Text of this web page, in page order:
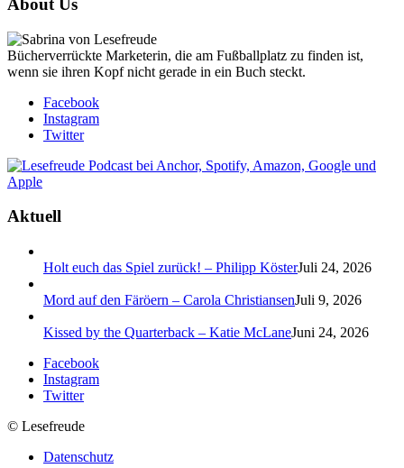
About Us
Bücherverrückte Marketerin, die am Fußballplatz zu finden ist,
wenn sie ihren Kopf nicht gerade in ein Buch steckt.
Facebook
Instagram
Twitter
Aktuell
Holt euch das Spiel zurück! – Philipp KösterJuli 24, 2026
Mord auf den Färöern – Carola ChristiansenJuli 9, 2026
Kissed by the Quarterback – Katie McLaneJuni 24, 2026
Facebook
Instagram
Twitter
© Lesefreude
Datenschutz